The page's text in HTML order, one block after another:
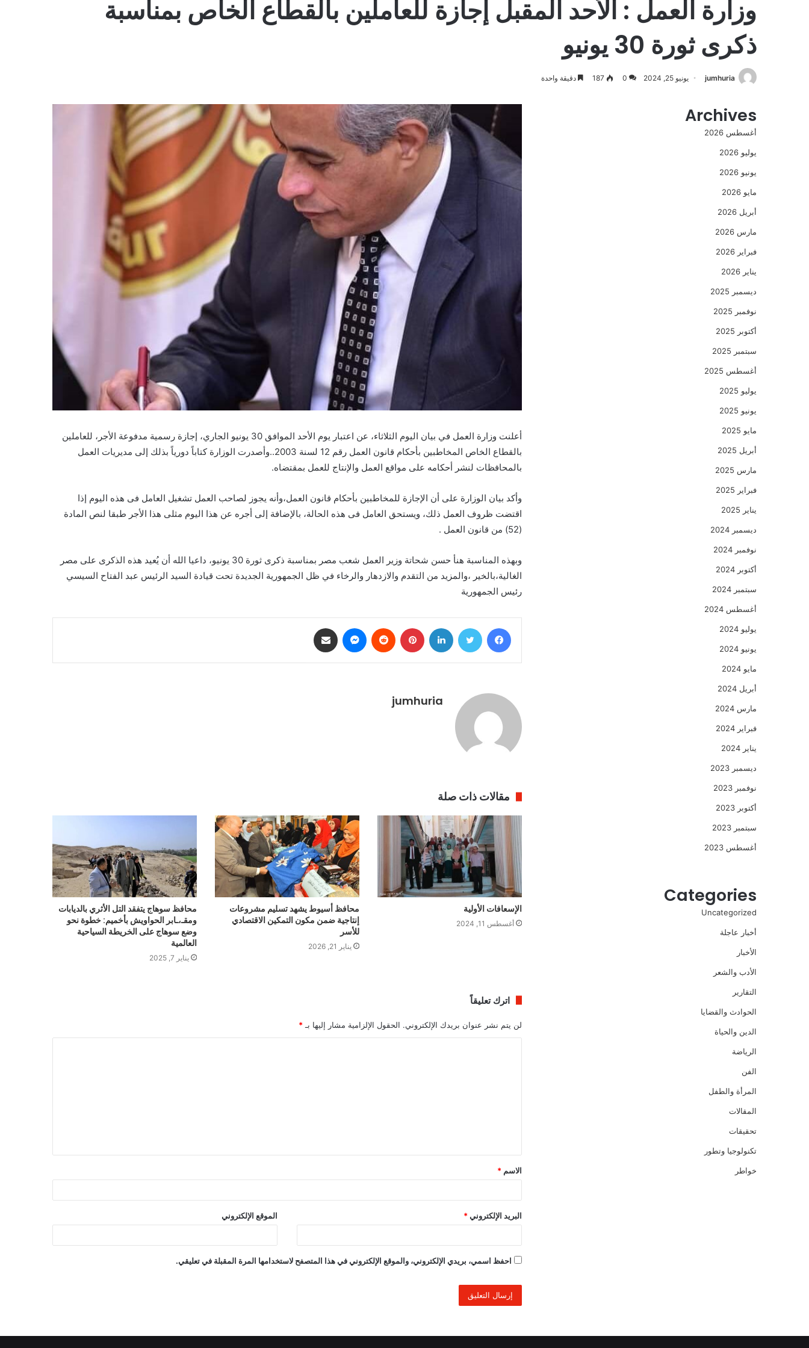
وزارة العمل : الأحد المقبل إجازة للعاملين بالقطاع الخاص بمناسبة
ذكرى ثورة 30 يونيو
jumhuria يونيو 25, 2024 0
187 دقيقة واحدة
أعلنت وزارة العمل في بيان اليوم الثلاثاء، عن اعتبار يوم الأحد الموافق 30 يونيو الجاري، إجازة رسمية مدفوعة الأجر، للعاملين
بالقطاع الخاص المخاطبين بأحكام قانون العمل رقم 12 لسنة 2003..وأصدرت الوزارة كتاباً دورياً بذلك إلى مديريات العمل
بالمحافظات لنشر أحكامه على مواقع العمل والإنتاج للعمل بمقتضاه.
وأكد بيان الوزارة على أن الإجازة للمخاطبين بأحكام قانون العمل،وأنه يجوز لصاحب العمل تشغيل العامل فى هذه اليوم إذا
اقتضت ظروف العمل ذلك، ويستحق العامل فى هذه الحالة، بالإضافة إلى أجره عن هذا اليوم مثلى هذا الأجر طبقا لنص المادة
(52) من قانون العمل .
وبهذه المناسبة هنأ حسن شحاتة وزير العمل شعب مصر بمناسبة ذكرى ثورة 30 يونيو، داعيا الله أن يُعيد هذه الذكرى على مصر
الغالية،بالخير ،والمزيد من التقدم والازدهار والرخاء في ظل الجمهورية الجديدة تحت قيادة السيد الرئيس عبد الفتاح السيسي
رئيس الجمهورية
فيسبوك تويتر لينكدإن بينتيريست ماسنجر
jumhuria
مقالات ذات صلة
الإسعافات الأولية
أغسطس 11, 2024
محافظ أسيوط يشهد تسليم مشروعات
إنتاجية ضمن مكون التمكين الاقتصادي
للأسر
يناير 21, 2026
محافظ سوهاج يتفقد التل الأثري بالديابات
ومقـ،ـابر الحواويش بأخميم: خطوة نحو
وضع سوهاج على الخريطة السياحية
العالمية
يناير 7, 2025
اترك تعليقاً
لن يتم نشر عنوان بريدك الإلكتروني. الحقول الإلزامية مشار إليها بـ *
ق
*
الاسم *
البريد الإلكتروني * الموقع الإلكتروني
احفظ اسمي، بريدي الإلكتروني، والموقع الإلكتروني في هذا المتصفح لاستخدامها المرة المقبلة في تعليقي.
Archives
أغسطس 2026
يوليو 2026
يونيو 2026
مايو 2026
أبريل 2026
مارس 2026
فبراير 2026
يناير 2026
ديسمبر 2025
نوفمبر 2025
أكتوبر 2025
سبتمبر 2025
أغسطس 2025
يوليو 2025
يونيو 2025
مايو 2025
أبريل 2025
مارس 2025
فبراير 2025
يناير 2025
ديسمبر 2024
نوفمبر 2024
أكتوبر 2024
سبتمبر 2024
أغسطس 2024
يوليو 2024
يونيو 2024
مايو 2024
أبريل 2024
مارس 2024
فبراير 2024
يناير 2024
ديسمبر 2023
نوفمبر 2023
أكتوبر 2023
سبتمبر 2023
أغسطس 2023
Categories
Uncategorized
أخبار عاجلة
الأخبار
الأدب والشعر
التقارير
الحوادث والقضايا
الدين والحياة
الرياضة
الفن
المرأة والطفل
المقالات
تحقيقات
تكنولوجيا وتطور
خواطر